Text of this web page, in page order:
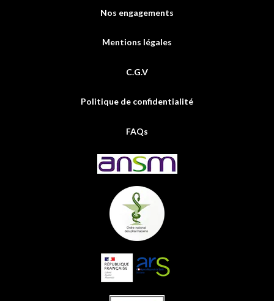
Nos engagements
Mentions légales
C.G.V
Politique de confidentialité
FAQs